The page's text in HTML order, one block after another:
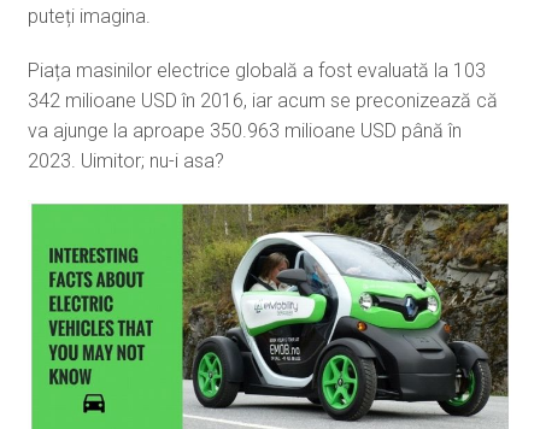
puteți imagina.
Piața masinilor electrice globală a fost evaluată la 103
342 milioane USD în 2016, iar acum se preconizează că
va ajunge la aproape 350.963 milioane USD până în
2023. Uimitor; nu-i asa?